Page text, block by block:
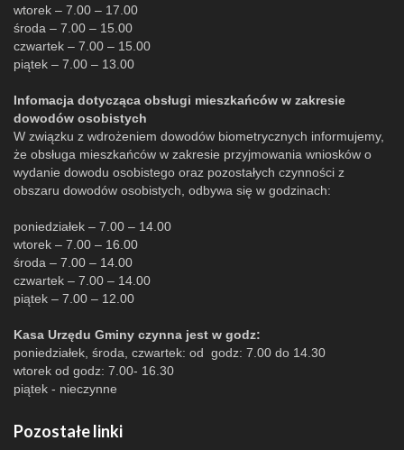
wtorek – 7.00 – 17.00
środa – 7.00 – 15.00
czwartek – 7.00 – 15.00
piątek – 7.00 – 13.00
Infomacja dotycząca obsługi mieszkańców w zakresie
dowodów osobistych
W związku z wdrożeniem dowodów biometrycznych informujemy,
że obsługa mieszkańców w zakresie przyjmowania wniosków o
wydanie dowodu osobistego oraz pozostałych czynności z
obszaru dowodów osobistych, odbywa się w godzinach:
poniedziałek – 7.00 – 14.00
wtorek – 7.00 – 16.00
środa – 7.00 – 14.00
czwartek – 7.00 – 14.00
piątek – 7.00 – 12.00
Kasa Urzędu Gminy czynna jest w godz:
poniedziałek, środa, czwartek: od godz: 7.00 do 14.30
wtorek od godz: 7.00- 16.30
piątek - nieczynne
Pozostałe linki